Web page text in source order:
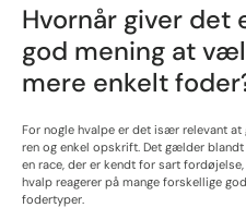
Hvornår giver det
god mening at
mere enkelt
For nogle hvalpe er det især relevant at
ren og enkel opskrift. Det gælder
en race, der er kendt for sart
hvalp reagerer på mange forskellige
fodertyper.